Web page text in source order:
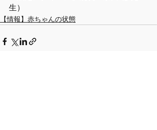
生）
【情報】赤ちゃんの状態